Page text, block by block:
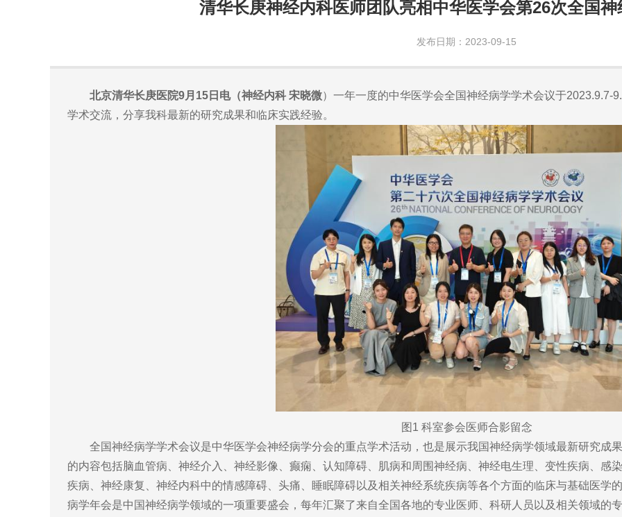
清华长庚神经内科医师团队亮相中华医学会第26次全国
发布日期：2023-09-15
北京清华长庚医院9月15日电（神经内科 宋晓微）一年一度的中华医学会全国神经病学学术会议于2023.9.7-
学术交流，分享我科最新的研究成果和临床实践经验。
图1 科室参会医师合影留念
全国神经病学学术会议是中华医学会神经病学分会的重点学术活动，也是展示我国神经病学领域最新研究成
的内容包括脑血管病、神经介入、神经影像、癫痫、认知障碍、肌病和周围神经病、神经电生理、变性疾病、感
疾病、神经康复、神经内科中的情感障碍、头痛、睡眠障碍以及相关神经系统疾病等各个方面的临床与基础医学
病学年会是中国神经病学领域的一项重要盛会，每年汇聚了来自全国各地的专业医师、科研人员以及相关领域的